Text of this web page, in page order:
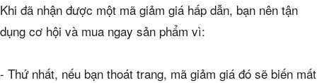
Khi đã nhận được một mã giảm giá hấp dẫn, bạn nên tận
dụng cơ hội và mua ngay sản phẩm vì:
- Thứ nhất, nếu bạn thoát trang, mã giảm giá đó sẽ biến mất